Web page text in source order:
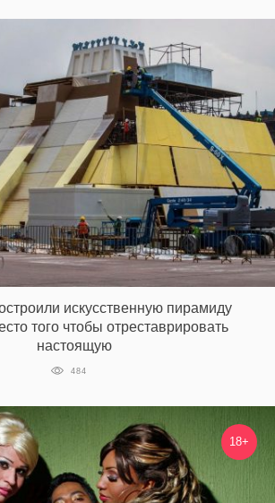
искусственную пирамиду
того чтобы отреставрировать
настоящую
484
18+